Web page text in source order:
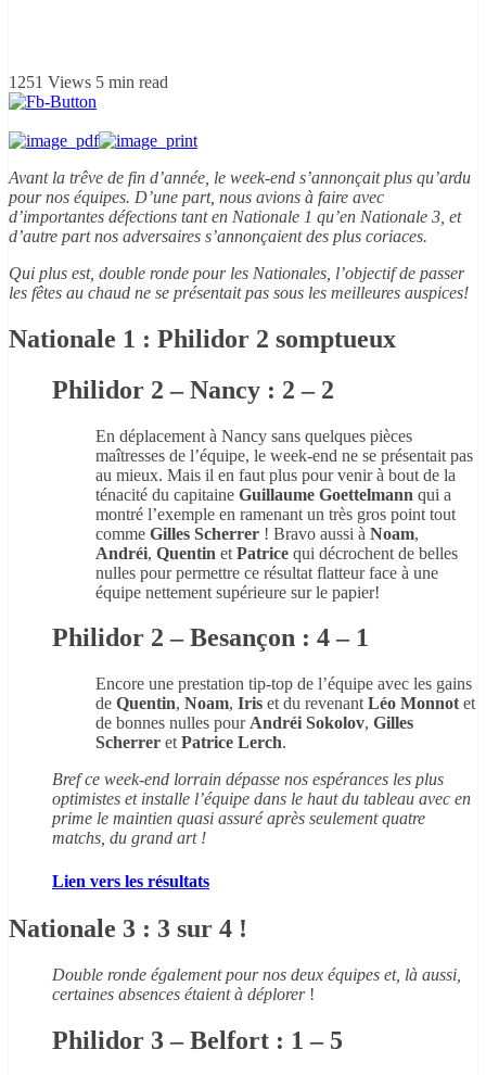
1251 Views 5 min read
Avant la trêve de fin d’année, le week-end s’annonçait plus qu’ardu
pour nos équipes. D’une part, nous avions à faire avec
d’importantes défections tant en Nationale 1 qu’en Nationale 3, et
d’autre part nos adversaires s’annonçaient des plus coriaces.
Qui plus est, double ronde pour les Nationales, l’objectif de passer
les fêtes au chaud ne se présentait pas sous les meilleures auspices!
Nationale 1 : Philidor 2 somptueux
Philidor 2 – Nancy : 2 – 2
En déplacement à Nancy sans quelques pièces
maîtresses de l’équipe, le week-end ne se présentait pas
au mieux. Mais il en faut plus pour venir à bout de la
ténacité du capitaine Guillaume Goettelmann qui a
montré l’exemple en ramenant un très gros point tout
comme Gilles Scherrer ! Bravo aussi à Noam,
Andréi, Quentin et Patrice qui décrochent de belles
nulles pour permettre ce résultat flatteur face à une
équipe nettement supérieure sur le papier!
Philidor 2 – Besançon : 4 – 1
Encore une prestation tip-top de l’équipe avec les gains
de Quentin, Noam, Iris et du revenant Léo Monnot et
de bonnes nulles pour Andréi Sokolov, Gilles
Scherrer et Patrice Lerch.
Bref ce week-end lorrain dépasse nos espérances les plus
optimistes et installe l’équipe dans le haut du tableau avec en
prime le maintien quasi assuré après seulement quatre
matchs, du grand art !
Lien vers les résultats
Nationale 3 : 3 sur 4 !
Double ronde également pour nos deux équipes et, là aussi,
certaines absences étaient à déplorer !
Philidor 3 – Belfort : 1 – 5